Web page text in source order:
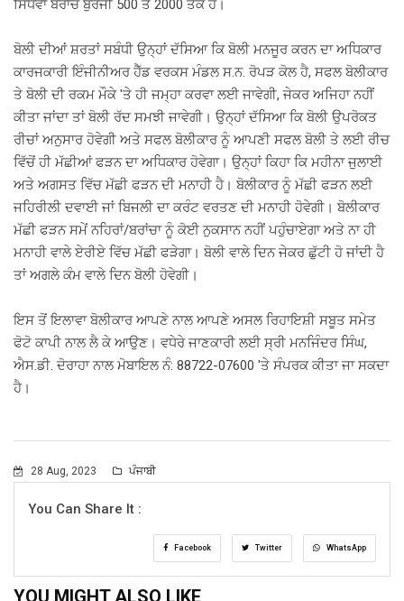
ਸਿੱਧਵਾਂ ਬਰਾਂਚ ਬੁਰਜੀ 500 ਤੋਂ 2000 ਤੱਕ ਹੈ।
ਬੋਲੀ ਦੀਆਂ ਸ਼ਰਤਾਂ ਸਬੰਧੀ ਉਨ੍ਹਾਂ ਦੱਸਿਆ ਕਿ ਬੋਲੀ ਮਨਜੂਰ ਕਰਨ ਦਾ ਅਧਿਕਾਰ
ਕਾਰਜਕਾਰੀ ਇੰਜੀਨੀਅਰ ਹੈੱਡ ਵਰਕਸ ਮੰਡਲ ਸ.ਨ. ਰੋਪੜ ਕੋਲ ਹੈ, ਸਫਲ ਬੋਲੀਕਾਰ
ਤੇ ਬੋਲੀ ਦੀ ਰਕਮ ਮੌਕੇ 'ਤੇ ਹੀ ਜਮ੍ਹਾ ਕਰਵਾ ਲਈ ਜਾਵੇਗੀ, ਜੇਕਰ ਅਜਿਹਾ ਨਹੀਂ
ਕੀਤਾ ਜਾਂਦਾ ਤਾਂ ਬੋਲੀ ਰੱਦ ਸਮਝੀ ਜਾਵੇਗੀ। ਉਨ੍ਹਾਂ ਦੱਸਿਆ ਕਿ ਬੋਲੀ ਉਪਰੋਕਤ
ਰੀਚਾਂ ਅਨੁਸਾਰ ਹੋਵੇਗੀ ਅਤੇ ਸਫਲ ਬੋਲੀਕਾਰ ਨੂੰ ਆਪਣੀ ਸਫਲ ਬੋਲੀ ਤੇ ਲਈ ਰੀਚ
ਵਿੱਚੋਂ ਹੀ ਮੱਛੀਆਂ ਫੜਨ ਦਾ ਅਧਿਕਾਰ ਹੋਵੇਗਾ। ਉਨ੍ਹਾਂ ਕਿਹਾ ਕਿ ਮਹੀਨਾ ਜੁਲਾਈ
ਅਤੇ ਅਗਸਤ ਵਿੱਚ ਮੱਛੀ ਫੜਨ ਦੀ ਮਨਾਹੀ ਹੈ। ਬੋਲੀਕਾਰ ਨੂੰ ਮੱਛੀ ਫੜਨ ਲਈ
ਜਹਿਰੀਲੀ ਦਵਾਈ ਜਾਂ ਬਿਜਲੀ ਦਾ ਕਰੰਟ ਵਰਤਣ ਦੀ ਮਨਾਹੀ ਹੋਵੇਗੀ। ਬੋਲੀਕਾਰ
ਮੱਛੀ ਫੜਨ ਸਮੇਂ ਨਹਿਰਾਂ/ਬਰਾਂਚਾ ਨੂੰ ਕੋਈ ਨੁਕਸਾਨ ਨਹੀਂ ਪਹੁੰਚਾਏਗਾ ਅਤੇ ਨਾ ਹੀ
ਮਨਾਹੀ ਵਾਲੇ ਏਰੀਏ ਵਿੱਚ ਮੱਛੀ ਫੜੇਗਾ। ਬੋਲੀ ਵਾਲੇ ਦਿਨ ਜੇਕਰ ਛੁੱਟੀ ਹੋ ਜਾਂਦੀ ਹੈ
ਤਾਂ ਅਗਲੇ ਕੰਮ ਵਾਲੇ ਦਿਨ ਬੋਲੀ ਹੋਵੇਗੀ।
ਇਸ ਤੋਂ ਇਲਾਵਾ ਬੋਲੀਕਾਰ ਆਪਣੇ ਨਾਲ ਆਪਣੇ ਅਸਲ ਰਿਹਾਇਸ਼ੀ ਸਬੂਤ ਸਮੇਤ
ਫੋਟੋ ਕਾਪੀ ਨਾਲ ਲੈ ਕੇ ਆਉਣ। ਵਧੇਰੇ ਜਾਣਕਾਰੀ ਲਈ ਸ੍ਰੀ ਮਨਜਿੰਦਰ ਸਿੰਘ,
ਐਸ.ਡੀ. ਦੋਰਾਹਾ ਨਾਲ ਮੋਬਾਇਲ ਨੰ: 88722-07600 'ਤੇ ਸੰਪਰਕ ਕੀਤਾ ਜਾ ਸਕਦਾ
ਹੈ।
28 Aug, 2023 ਪੰਜਾਬੀ
You Can Share It :
Facebook Twitter WhatsApp